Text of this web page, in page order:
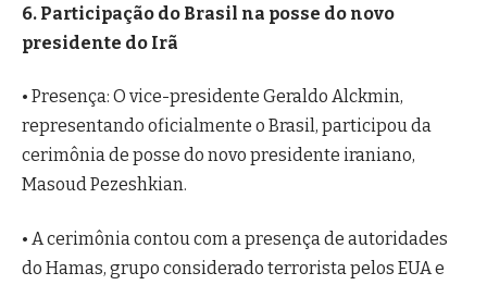
6. Participação do Brasil na posse do novo
presidente do Irã
• Presença: O vice-presidente Geraldo Alckmin,
representando oficialmente o Brasil, participou da
cerimônia de posse do novo presidente iraniano,
Masoud Pezeshkian.
• A cerimônia contou com a presença de autoridades
do Hamas, grupo considerado terrorista pelos EUA e